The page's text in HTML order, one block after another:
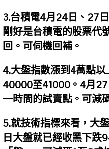
3.台積電4月24日、27
剛好是台積電的股票代
回。可伺機回補。
4.大盤指數漲到4萬點以
40000至41000。4月
一時間的試賣點。可減
5.就技術指標來看，大
日大盤就已經收黑下跌